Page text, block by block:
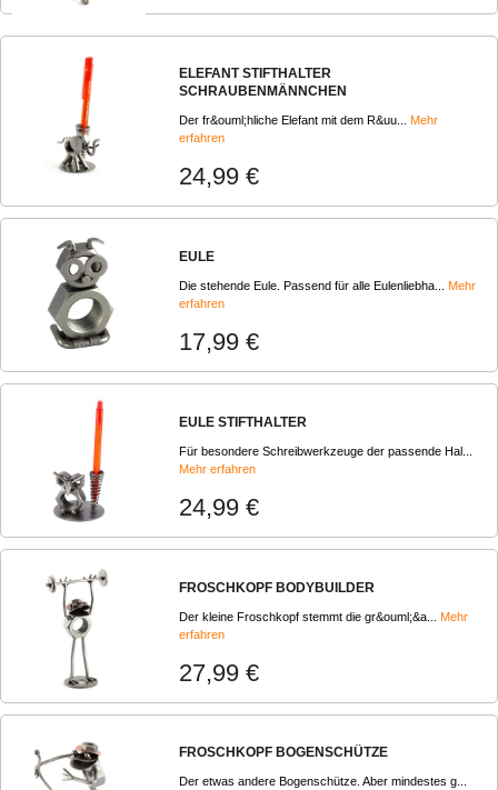
ELEFANT STIFTHALTER
SCHRAUBENMÄNNCHEN
Der fr&ouml;hliche Elefant mit dem R&uu... Mehr
erfahren
24,99 €
EULE
Die stehende Eule. Passend für alle Eulenliebha... Mehr
erfahren
17,99 €
EULE STIFTHALTER
Für besondere Schreibwerkzeuge der passende Hal...
Mehr erfahren
24,99 €
FROSCHKOPF BODYBUILDER
Der kleine Froschkopf stemmt die gr&ouml;&a... Mehr
erfahren
27,99 €
FROSCHKOPF BOGENSCHÜTZE
Der etwas andere Bogenschütze. Aber mindestes g...